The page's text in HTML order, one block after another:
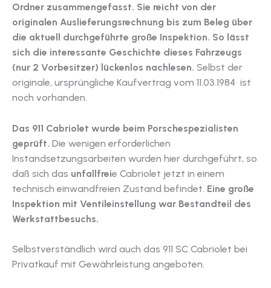
Ordner zusammengefasst. Sie reicht von der
originalen Auslieferungsrechnung bis zum Beleg über
die aktuell durchgeführte große Inspektion. So lässt
sich die interessante Geschichte dieses Fahrzeugs
(nur 2 Vorbesitzer) lückenlos nachlesen. Selbst der
originale, ursprüngliche Kaufvertrag vom 11.03.1984 ist
noch vorhanden.
Das 911 Cabriolet wurde beim Porschespezialisten
geprüft. Die wenigen erforderlichen
Instandsetzungsarbeiten wurden hier durchgeführt, so
daß sich das unfallfreie Cabriolet jetzt in einem
technisch einwandfreien Zustand befindet. Eine große
Inspektion mit Ventileinstellung war Bestandteil des
Werkstattbesuchs.
Selbstverständlich wird auch das 911 SC Cabriolet bei
Privatkauf mit Gewährleistung angeboten.